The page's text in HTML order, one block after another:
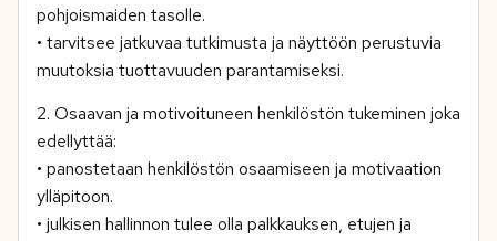
pohjoismaiden tasolle.
• tarvitsee jatkuvaa tutkimusta ja näyttöön perustuvia
muutoksia tuottavuuden parantamiseksi.
2. Osaavan ja motivoituneen henkilöstön tukeminen joka
edellyttää:
• panostetaan henkilöstön osaamiseen ja motivaation
ylläpitoon.
• julkisen hallinnon tulee olla palkkauksen, etujen ja